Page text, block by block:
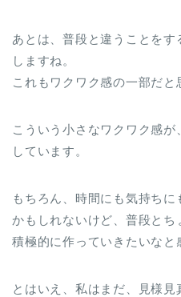
あとは、普段と違うことを
しますね。
これもワクワク感の一部だと
こういう小さなワクワク感
しています。
もちろん、時間にも気持ち
かもしれないけど、普段と
積極的に作っていきたいなと
とはいえ、私はまだ、見様